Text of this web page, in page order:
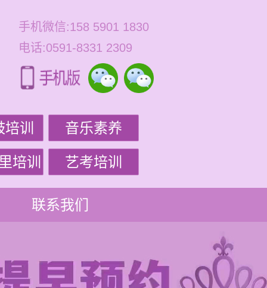
手机微信:158 5901 1830
电话:0591-8331 2309
训 音乐素养
培训 艺考培训
联系我们